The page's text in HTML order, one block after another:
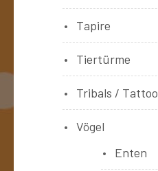
Tapire
Tiertürme
Tribals / Tattoo
Vögel
Enten